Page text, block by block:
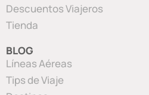
Descuentos Viajeros
Tienda
BLOG
Líneas Aéreas
Tips de Viaje